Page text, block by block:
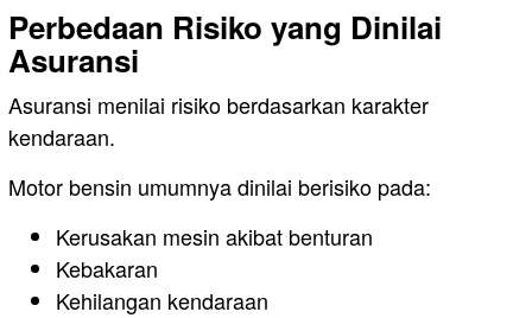
Perbedaan Risiko yang Dinilai
Asuransi
Asuransi menilai risiko berdasarkan karakter
kendaraan.
Motor bensin umumnya dinilai berisiko pada:
Kerusakan mesin akibat benturan
Kebakaran
Kehilangan kendaraan